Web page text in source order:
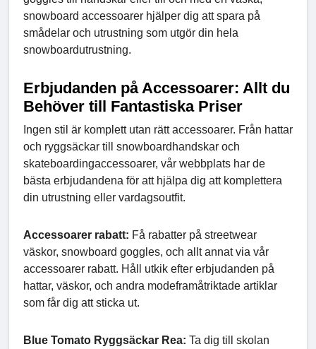
snowboard accessoarer hjälper dig att spara på
smådelar och utrustning som utgör din hela
snowboardutrustning.
Erbjudanden på Accessoarer: Allt du
Behöver till Fantastiska Priser
Ingen stil är komplett utan rätt accessoarer. Från hattar
och ryggsäckar till snowboardhandskar och
skateboardingaccessoarer, vår webbplats har de
bästa erbjudandena för att hjälpa dig att komplettera
din utrustning eller vardagsoutfit.
Accessoarer rabatt: Få rabatter på streetwear
väskor, snowboard goggles, och allt annat via vår
accessoarer rabatt. Håll utkik efter erbjudanden på
hattar, väskor, och andra modeframåtriktade artiklar
som får dig att sticka ut.
Blue Tomato Ryggsäckar Rea: Ta dig till skolan